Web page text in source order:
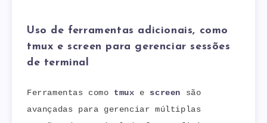
Uso de ferramentas adicionais, como
tmux e screen para gerenciar sessões
de terminal
Ferramentas como tmux e screen são
avançadas para gerenciar múltiplas